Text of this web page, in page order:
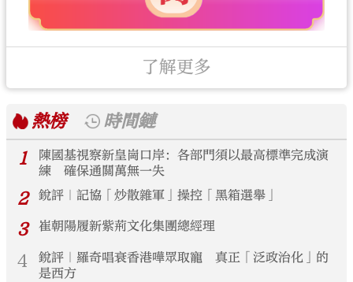
了解更多
熱榜
時間鏈
1
陳國基視察新皇崗口岸：各部門須以最高標準完成演
練 確保通關萬無一失
2 銳評｜記協「炒散雜軍」操控「黑箱選舉」
3 崔朝陽履新紫荊文化集團總經理
4
銳評｜羅奇唱衰香港嘩眾取寵 真正「泛政治化」的
是西方